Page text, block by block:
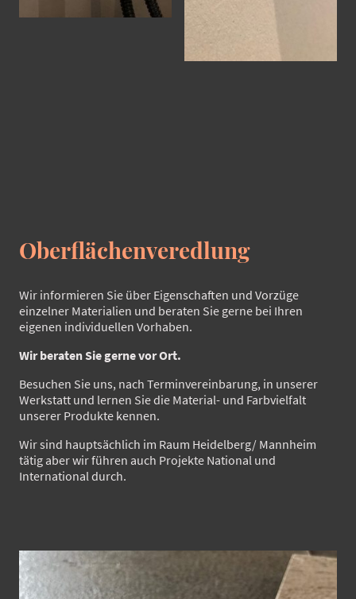
Oberflächenveredlung
Wir informieren Sie über Eigenschaften und Vorzüge
einzelner Materialien und beraten Sie gerne bei Ihren
eigenen individuellen Vorhaben.
Wir beraten Sie gerne vor Ort.
Besuchen Sie uns, nach Terminvereinbarung, in unserer
Werkstatt und lernen Sie die Material- und Farbvielfalt
unserer Produkte kennen.
Wir sind hauptsächlich im Raum Heidelberg/ Mannheim
tätig aber wir führen auch Projekte National und
International durch.